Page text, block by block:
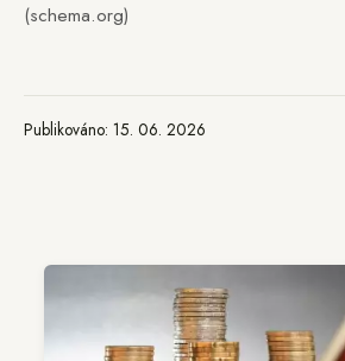
(schema.org)
Publikováno: 15. 06. 2026